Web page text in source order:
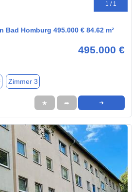
1 / 1
Homburg 495.000 € 84.62 m²
495.000 €
Zimmer 3
★ ➦ ➜